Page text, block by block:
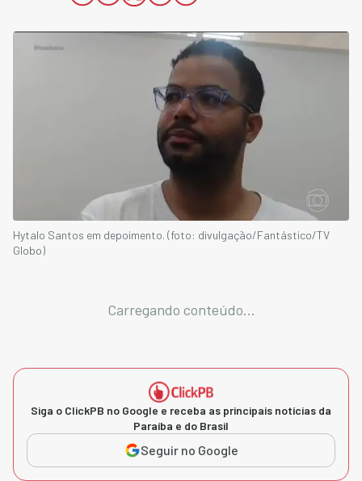
Hytalo Santos em depoimento. (foto: divulgação/Fantástico/TV
Globo)
Carregando conteúdo...
Siga o ClickPB no Google e receba as principais notícias da
Paraíba e do Brasil
Seguir no Google